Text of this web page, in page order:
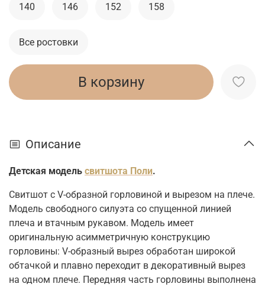
В корзину
140 146 152 158
Все ростовки
Описание
Детская модель свитшота Поли.
Свитшот с V-образной горловиной и вырезом на плече.
Модель свободного силуэта со спущенной линией
плеча и втачным рукавом. Модель имеет
оригинальную асимметричную конструкцию
горловины: V-образный вырез обработан широкой
обтачкой и плавно переходит в декоративный вырез
на одном плече. Передняя часть горловины выполнена